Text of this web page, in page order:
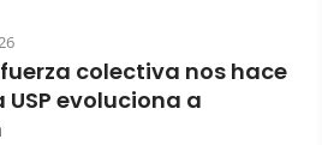
fuerza colectiva nos hace
USP evoluciona a